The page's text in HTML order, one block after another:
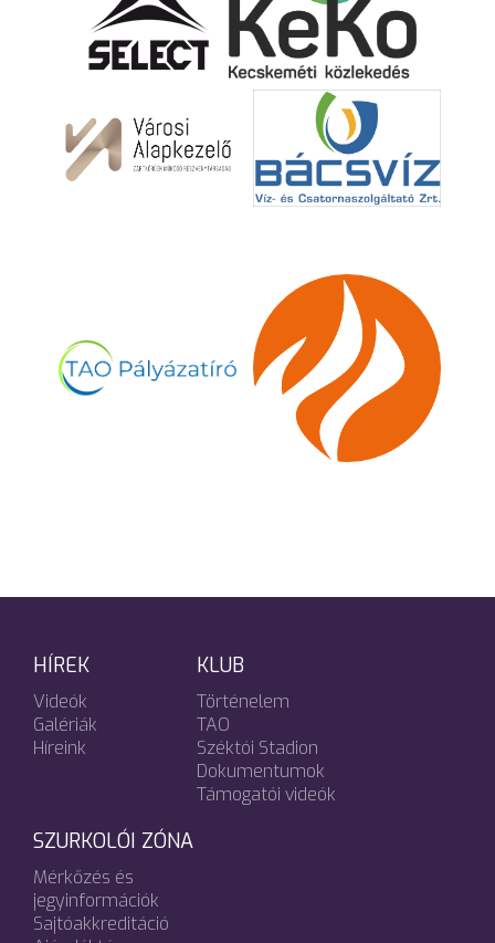
HÍREK
Videók
Galériák
Híreink
KLUB
Történelem
TAO
Széktói Stadion
Dokumentumok
Támogatói videók
SZURKOLÓI ZÓNA
Mérkőzés és
jegyinformációk
Sajtóakkreditáció